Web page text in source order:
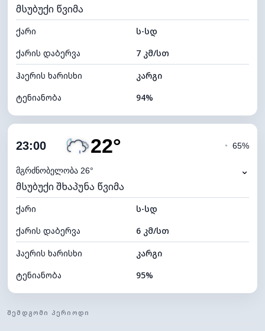
ხილვადობა
განათების ინდექსი 0 (ბნელი)
ღრუბლის სიმაღლე 6560 მ
მსუბუქი წვიმა
ქარი
ს-სდ
ქარის დაბერვა
7 კმ/სთ
ჰაერის ხარისხი
კარგი
ტენიანობა
94%
ღრუბლიანობა
ნამის წერტილი
ხილვადობა
განათების ინდექსი 0 (ბნელი)
ღრუბლის სიმაღლე 4400 მ
23:00 22°
მგრძნობელობა 26°
◔ 65%
⌄
მსუბუქი შხაპუნა წვიმა
ქარი
ს-სდ
ქარის დაბერვა
6 კმ/სთ
ჰაერის ხარისხი
კარგი
ტენიანობა
95%
ღრუბლიანობა
ᲨᲔᲛᲓᲒᲝᲛᲘ ᲞᲔᲠᲘᲝᲓᲘ